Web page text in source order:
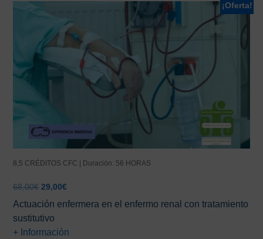
¡Oferta!
8,5 CRÉDITOS CFC | Duración: 56 HORAS
68,00€ El
precio
original
era:
68,00€.
29,00€El
precio
actual
29,00€.
Actuación enfermera en el enfermo renal con tratamiento
sustitutivo
+ Información